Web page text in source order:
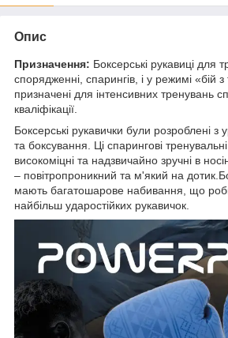
Опис
Призначення: Боксерські рукавиці для
спорядженні, спарингів, і у режимі «бій
призначені для інтенсивних тренувань
кваліфікації.
Боксерські рукавички були розроблені
та боксування. Ці спарингові
високоміцні та надзвичайно зручні в
– повітропроникний та м'який на
мають багатошарове набивання, що
найбільш ударостійких рукавичок.